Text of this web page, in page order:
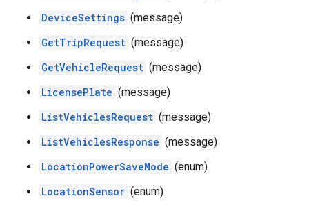
DeviceSettings (message)
GetTripRequest (message)
GetVehicleRequest (message)
LicensePlate (message)
ListVehiclesRequest (message)
ListVehiclesResponse (message)
LocationPowerSaveMode (enum)
LocationSensor (enum)